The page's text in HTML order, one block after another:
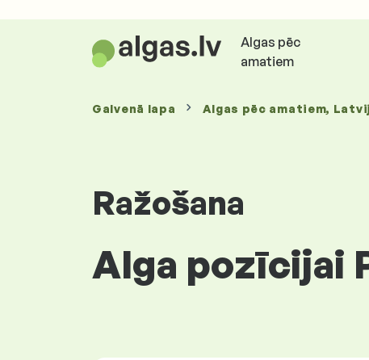
Algas pēc
amatiem
Galvenā lapa Algas pēc amatiem,
Ražošana
Alga pozīcijai